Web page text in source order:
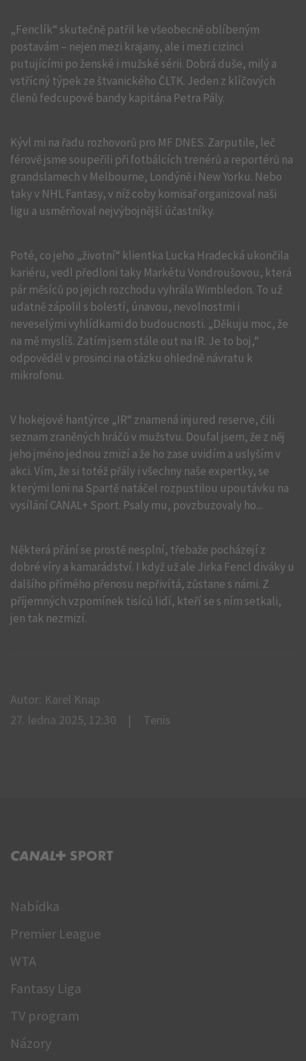
„Fenclík“ skutečně patřil ke všeobecně oblíbeným
postavám – nejen mezi krajany, ale i mezi cizinci
putujícími po ženské i mužské sérii. Dobrá duše, milý a
vstřícný týpek ze štvanického ČLTK. Jeden z klíčových
členů fedcupové bandy kapitána Petra Pály.
Kývl mi na řadu rozhovorů pro MF DNES. Zarputile, leč
férově jsme soupeřili při fotbálcích trenérů a reportérů na
grandslamech v Melbourne, Londýně i New Yorku. Nebo
taky v NHL Fantasy, v níž coby komisař organizoval naši
ligu a usměrňoval nejvýbojnější účastníky.
Poté, co jeho „životní“ klientka Lucka Hradecká ukončila
kariéru, vedl předloni taky Markétu Vondroušovou, která
pár měsíců po jejich rozchodu vyhrála Wimbledon. To už
udatně zápolil s bolestí, únavou, nevolnostmi i
neveselými vyhlídkami do budoucnosti. „Děkuju moc, že
na mě myslíš. Zatím jsem stále out na IR. Je to boj,“
odpověděl v prosinci na otázku ohledně návratu k
mikrofonu.
V hokejové hantýrce „IR“ znamená injured reserve, čili
seznam zraněných hráčů v mužstvu. Doufal jsem, že z něj
jeho jméno jednou zmizí a že ho zase uvidím a uslyším v
akci. Vím, že si totéž přály i všechny naše expertky, se
kterými loni na Spartě natáčel rozpustilou upoutávku na
vysílání CANAL+ Sport. Psaly mu, povzbuzovaly ho...
Některá přání se prostě nesplní, třebaže pocházejí z
dobré víry a kamarádství. I když už ale Jirka Fencl diváky u
dalšího přímého přenosu nepřivítá, zůstane s námi. Z
příjemných vzpomínek tisíců lidí, kteří se s ním setkali,
jen tak nezmizí.
Autor: Karel Knap
27. ledna 2025, 12:30
Tenis
C+ SPORT
Nabídka
Premier League
WTA
Fantasy Liga
TV program
Názory